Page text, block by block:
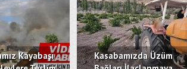
Kayabaşı
Kasabamızda Üzüm